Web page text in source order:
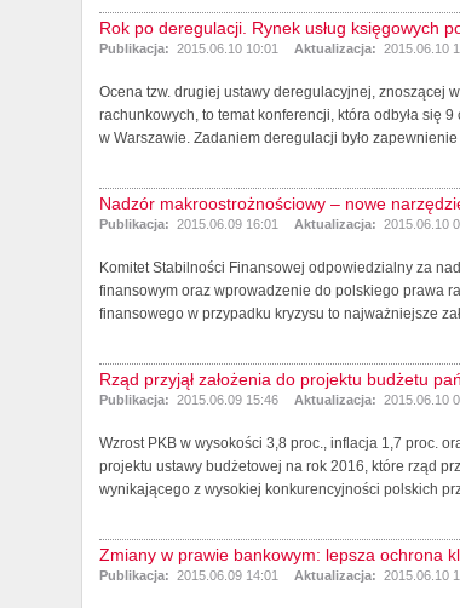
Rok po deregulacji. Rynek usług księgowych
Publikacja: 2015.06.10 10:01 Aktualizacja: 2015.06.10
Ocena tzw. drugiej ustawy deregulacyjnej, znoszącej
rachunkowych, to temat konferencji, która odbyła się
w Warszawie. Zadaniem deregulacji było zapewnienie
Nadzór makroostrożnościowy – nowe
Publikacja: 2015.06.09 16:01 Aktualizacja: 2015.06.10
Komitet Stabilności Finansowej odpowiedzialny za
finansowym oraz wprowadzenie do polskiego prawa
finansowego w przypadku kryzysu to najważniejsze
Rząd przyjął założenia do projektu budżetu
Publikacja: 2015.06.09 15:46 Aktualizacja: 2015.06.10
Wzrost PKB w wysokości 3,8 proc., inflacja 1,7 proc.
projektu ustawy budżetowej na rok 2016, które rząd
wynikającego z wysokiej konkurencyjności polskich
Zmiany w prawie bankowym: lepsza ochrona
Publikacja: 2015.06.09 14:01 Aktualizacja: 2015.06.10